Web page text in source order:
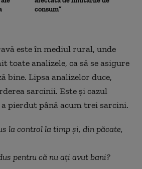
consum”
este în mediul rural, unde
toate analizele, ca să se asigure
bine. Lipsa analizelor duce,
sarcinii. Este și cazul
pierdut până acum trei sarcini.
la control la timp și, din păcate,
pentru că nu ați avut bani?